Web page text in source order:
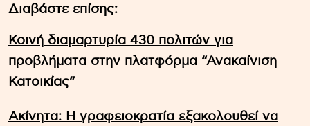
Διαβάστε επίσης:
Κοινή διαμαρτυρία 430 πολιτών για
προβλήματα στην πλατφόρμα “Ανακαίνιση
Κατοικίας”
Ακίνητα: Η γραφειοκρατία εξακολουθεί να